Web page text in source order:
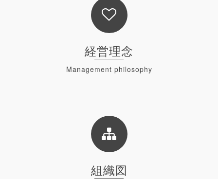
経営理念
Management philosophy
組織図